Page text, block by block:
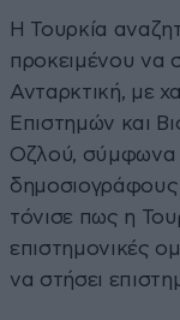
Η Τουρκία
προκειμένου να
Ανταρκτική, με
Επιστημών και
Οζλού, σύμφωνα
τόνισε πως η
επιστημονικές
να στήσει